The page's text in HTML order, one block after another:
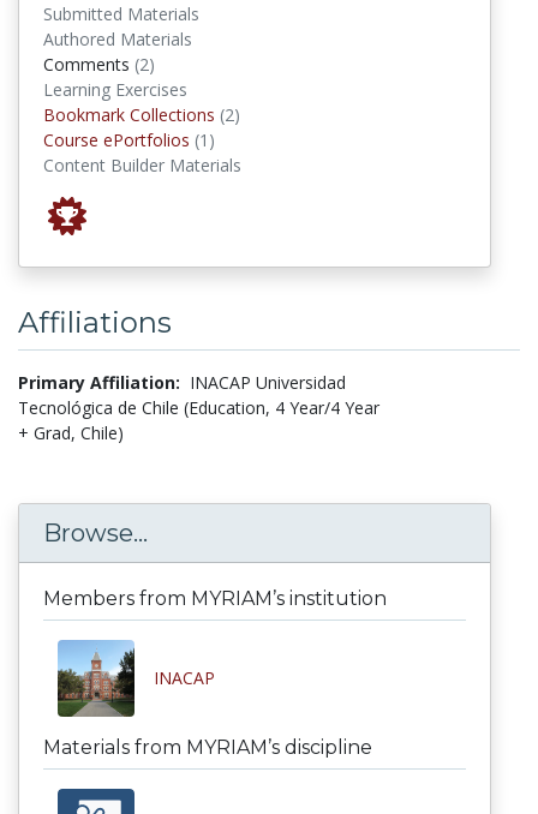
Submitted Materials
Authored Materials
Comments (2)
Learning Exercises
Bookmark Collections (2)
Course ePortfolios (1)
Content Builder Materials
Affiliations
Primary Affiliation: INACAP Universidad
Tecnológica de Chile (Education, 4 Year/4 Year
+ Grad, Chile)
Browse...
Members from MYRIAM’s institution
INACAP
Materials from MYRIAM’s discipline